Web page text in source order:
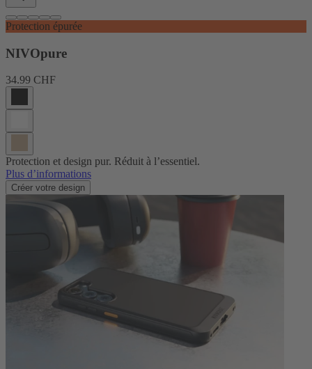
Protection épurée
NIVOpure
34.99 CHF
Protection et design pur. Réduit à l’essentiel.
Plus d’informations
Créer votre design